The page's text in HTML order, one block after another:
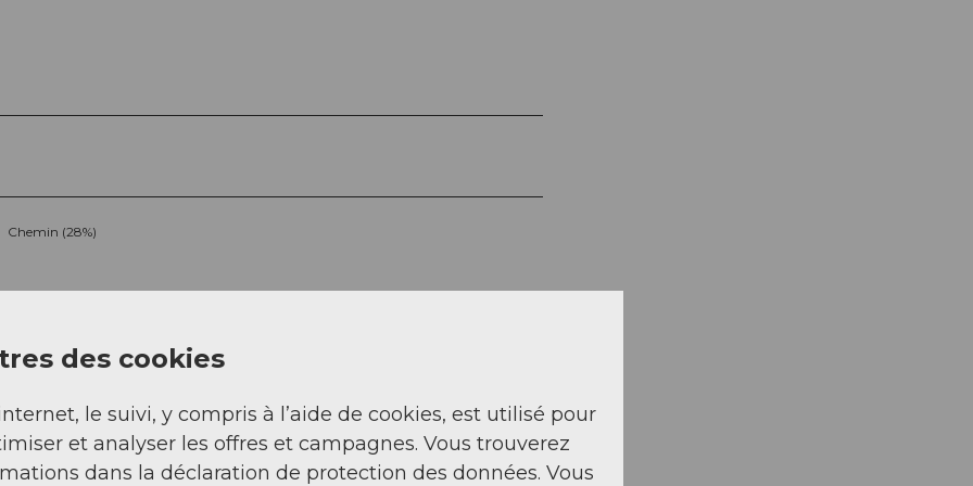
Chemin (28%)
des cookies
le suivi, y compris à l’aide de cookies, est utilisé pour
et analyser les offres et campagnes. Vous trouverez
dans la déclaration de protection des données. Vous